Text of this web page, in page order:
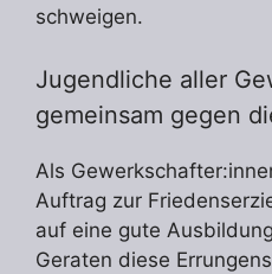
schweigen.
Jugendliche aller
gemeinsam gegen
Als
Auftrag zur
auf eine gute
Geraten diese